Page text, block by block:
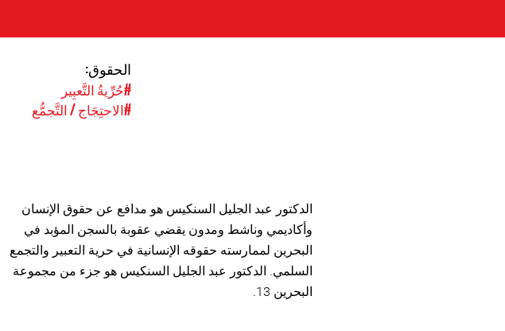
الحقوق:
#حُرِّيةُ التَّعبِير
#الاحتِجَاج / التَّجمُّع
الدكتور عبد الجليل السنكيس هو مدافع عن حقوق الإنسان
وأكاديمي وناشط ومدون يقضي عقوبة بالسجن المؤبد في
البحرين لممارسته حقوقه الإنسانية في حرية التعبير والتجمع
السلمي. الدكتور عبد الجليل السنكيس هو جزء من مجموعة
البحرين 13.